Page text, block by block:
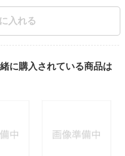
入れる
に購入されている商品は